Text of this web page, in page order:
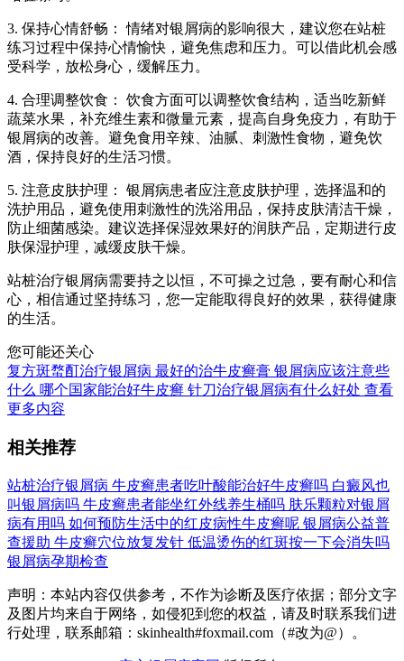
3. 保持心情舒畅： 情绪对银屑病的影响很大，建议您在站桩
练习过程中保持心情愉快，避免焦虑和压力。可以借此机会感
受科学，放松身心，缓解压力。
4. 合理调整饮食： 饮食方面可以调整饮食结构，适当吃新鲜
蔬菜水果，补充维生素和微量元素，提高自身免疫力，有助于
银屑病的改善。避免食用辛辣、油腻、刺激性食物，避免饮
酒，保持良好的生活习惯。
5. 注意皮肤护理： 银屑病患者应注意皮肤护理，选择温和的
洗护用品，避免使用刺激性的洗浴用品，保持皮肤清洁干燥，
防止细菌感染。建议选择保湿效果好的润肤产品，定期进行皮
肤保湿护理，减缓皮肤干燥。
站桩治疗银屑病需要持之以恒，不可操之过急，要有耐心和信
心，相信通过坚持练习，您一定能取得良好的效果，获得健康
的生活。
您可能还关心
复方斑蝥酊治疗银屑病 最好的治牛皮癣膏 银屑病应该注意些
什么 哪个国家能治好牛皮癣 针刀治疗银屑病有什么好处 查看
更多内容
相关推荐
站桩治疗银屑病 牛皮癣患者吃叶酸能治好牛皮癣吗 白癜风也
叫银屑病吗 牛皮癣患者能坐红外线养生桶吗 肤乐颗粒对银屑
病有用吗 如何预防生活中的红皮病性牛皮癣呢 银屑病公益普
查援助 牛皮癣穴位放复发针 低温烫伤的红斑按一下会消失吗
银屑病孕期检查
声明：本站内容仅供参考，不作为诊断及医疗依据；部分文字
及图片均来自于网络，如侵犯到您的权益，请及时联系我们进
行处理，联系邮箱：skinhealth#foxmail.com（#改为@）。